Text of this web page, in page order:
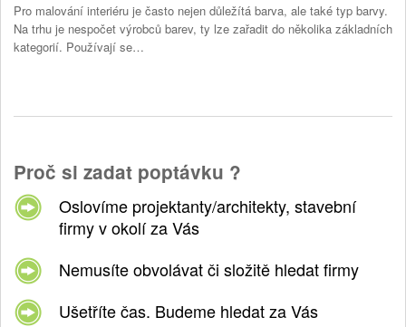
Pro malování interiéru je často nejen důležítá barva, ale také typ barvy.
Na trhu je nespočet výrobců barev, ty lze zařadit do několika základních
kategorií. Používají se…
Proč si zadat poptávku ?
Oslovíme projektanty/architekty, stavební
firmy v okolí za Vás
Nemusíte obvolávat či složitě hledat firmy
Ušetříte čas. Budeme hledat za Vás